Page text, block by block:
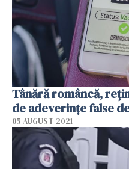
Tânără româncă,
de adeverințe false
05 AUGUST 2021